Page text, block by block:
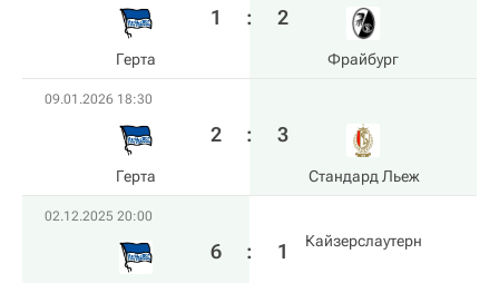
Герта
1 : 2
Фрайбург
09.01.2026 18:30
Герта
2 : 3
Стандард Льеж
02.12.2025 20:00
6 : 1 Кайзерслаутерн